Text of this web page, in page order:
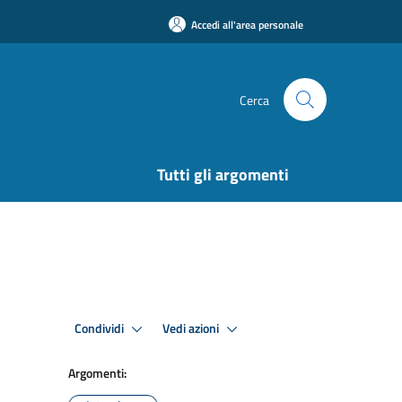
Accedi all'area personale
Cerca
Tutti gli argomenti
Condividi Vedi azioni
Argomenti: